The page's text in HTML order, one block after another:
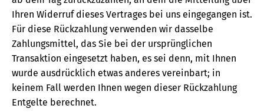
Ihren Widerruf dieses Vertrages bei uns eingegangen ist.
Für diese Rückzahlung verwenden wir dasselbe
Zahlungsmittel, das Sie bei der ursprünglichen
Transaktion eingesetzt haben, es sei denn, mit Ihnen
wurde ausdrücklich etwas anderes vereinbart; in
keinem Fall werden Ihnen wegen dieser Rückzahlung
Entgelte berechnet.